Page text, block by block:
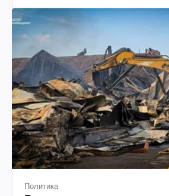
"ЮКОСа"
Политика